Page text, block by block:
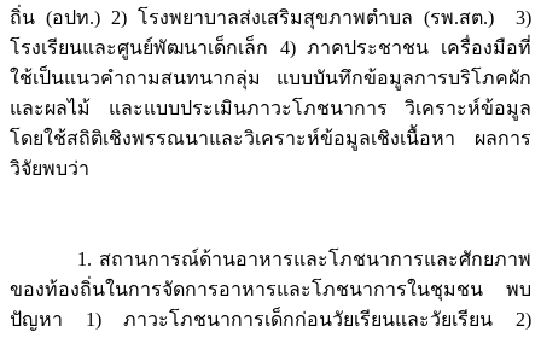
ถิ่น (อปท.) 2) โรงพยาบาลส่งเสริมสุขภาพตำบล (รพ.สต.) 3)
โรงเรียนและศูนย์พัฒนาเด็กเล็ก 4) ภาคประชาชน เครื่องมือที่
ใช้เป็นแนวคำถามสนทนากลุ่ม แบบบันทึกข้อมูลการบริโภคผัก
และผลไม้ และแบบประเมินภาวะโภชนาการ วิเคราะห์ข้อมูล
โดยใช้สถิติเชิงพรรณนาและวิเคราะห์ข้อมูลเชิงเนื้อหา ผลการ
วิจัยพบว่า
1. สถานการณ์ด้านอาหารและโภชนาการและศักยภาพ
ของท้องถิ่นในการจัดการอาหารและโภชนาการในชุมชน พบ
ปัญหา 1) ภาวะโภชนาการเด็กก่อนวัยเรียนและวัยเรียน 2)